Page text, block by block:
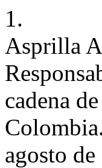
1.
Asprilla
cadena
agosto